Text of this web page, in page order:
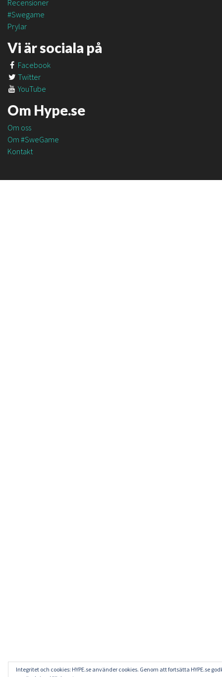
Recensioner
#Swegame
Prylar
Vi är sociala på
Facebook
Twitter
YouTube
Om Hype.se
Om oss
Om #SweGame
Kontakt
Integritet och cookies: HYPE.se använder cookies. Genom att fortsätta HYPE.se